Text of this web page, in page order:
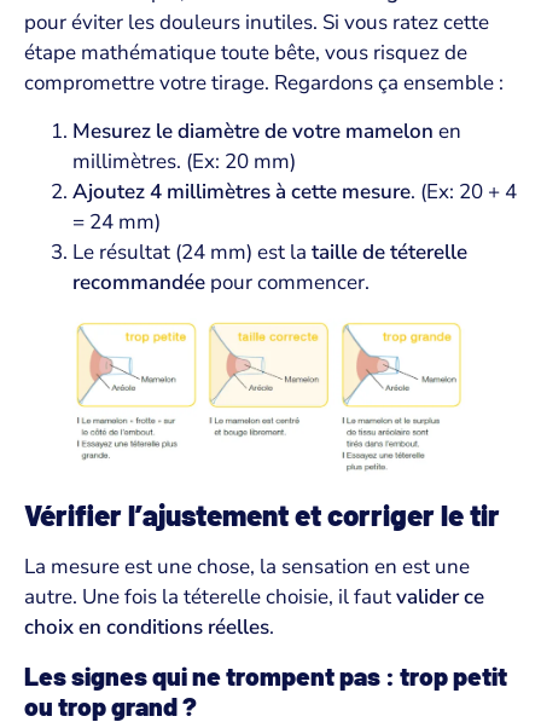
pour éviter les douleurs inutiles. Si vous ratez cette
étape mathématique toute bête, vous risquez de
compromettre votre tirage. Regardons ça ensemble :
Mesurez le diamètre de votre mamelon en
millimètres. (Ex: 20 mm)
Ajoutez 4 millimètres à cette mesure. (Ex: 20 + 4
= 24 mm)
Le résultat (24 mm) est la taille de téterelle
recommandée pour commencer.
Vérifier l’ajustement et corriger le tir
La mesure est une chose, la sensation en est une
autre. Une fois la téterelle choisie, il fautvalider ce
choix en conditions réelles.
Les signes qui ne trompent pas : trop petit
ou trop grand ?